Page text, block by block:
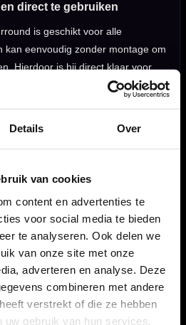
Details Over
van cookies
content en advertenties te
voor social media te bieden
te analyseren. Ook delen we
van onze site met onze
adverteren en analyse. Deze
combineren met andere
verstrekt of die ze hebben
gebruik van hun services.
direct te gebruiken
is geschikt voor alle
kan eenvoudig zonder montage om
Hierdoor is hij direct klaar voor
Defender 3 Red Surround
dartborden
tegen beschadigingen
zonder montage
PU